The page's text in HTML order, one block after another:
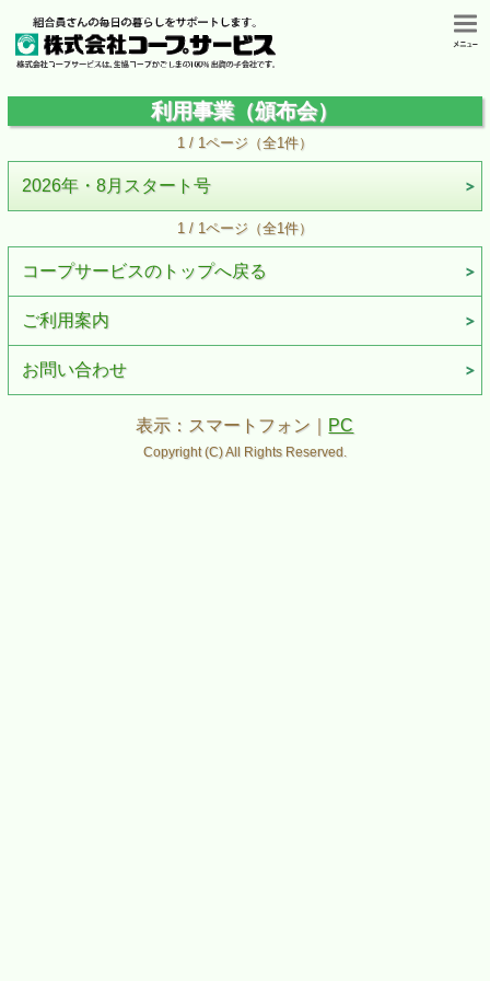
利用事業（頒布会）
1 / 1ページ（全1件）
2026年・8月スタート号
1 / 1ページ（全1件）
コープサービスのトップへ戻る
ご利用案内
お問い合わせ
表示：スマートフォン｜ PC
Copyright (C) All Rights Reserved.